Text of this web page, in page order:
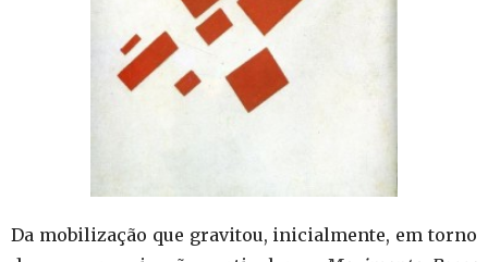
Da mobilização que gravitou, inicialmente, em torno